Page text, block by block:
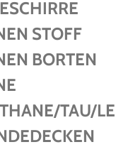
STOFF
BORTEN
TAU/